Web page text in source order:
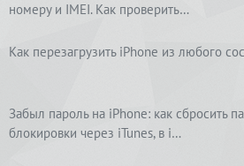
номеру и IMEI. Как проверить…
Как перезагрузить iPhone из любого
Забыл пароль на iPhone: как сбросить
блокировки через iTunes, в i…